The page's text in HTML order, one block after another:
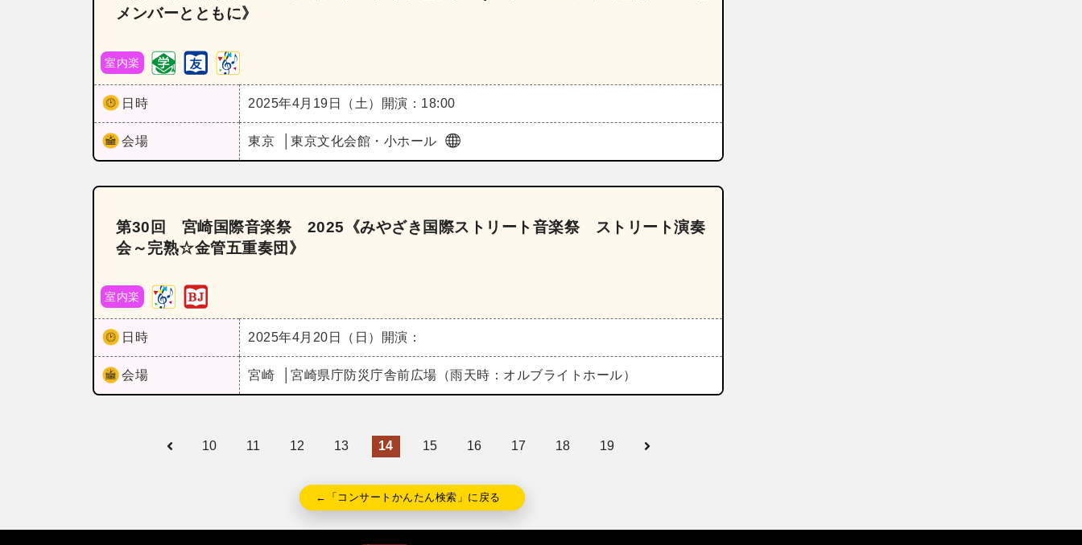
メンバーとともに》
室内楽
日時 2025年4月19日（土） 開演：18:00
会場 東京 東京文化会館・小ホール
第30回 宮崎国際音楽祭 2025《みやざき国際ストリート音楽祭 ストリート演奏
会～完熟☆金管五重奏団》
室内楽
日時 2025年4月20日（日） 開演：
会場 宮崎 宮崎県庁防災庁舎前広場（雨天時：オルブライトホール）
10 11 12 13 14 15 16 17 18 19
←「コンサートかんたん検索」に戻る